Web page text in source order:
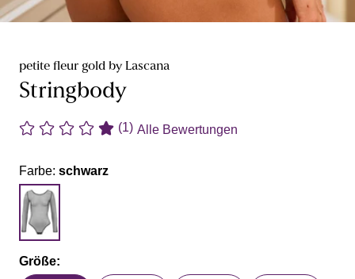
petite fleur gold by Lascana
Stringbody
(1) Alle Bewertungen
Farbe: schwarz
Größe: